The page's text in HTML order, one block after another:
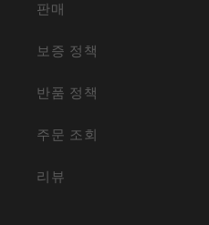
판매
보증 정책
반품 정책
주문 조회
리뷰